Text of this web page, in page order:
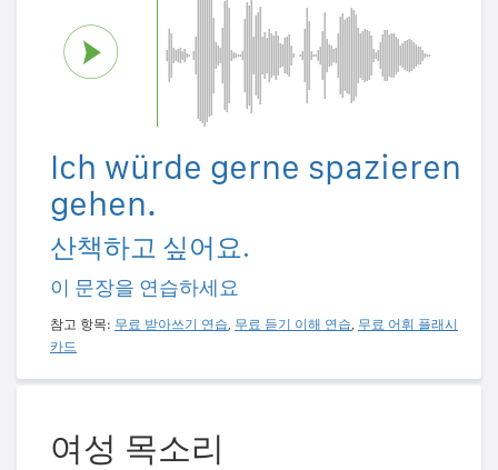
Ich würde gerne spazieren
gehen.
산책하고 싶어요.
이 문장을 연습하세요
참고 항목: 무료 받아쓰기 연습, 무료 듣기 이해 연습, 무료 어휘 플래시
카드
여성 목소리